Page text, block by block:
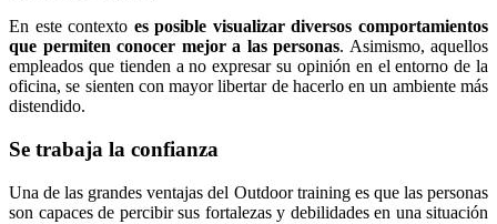
En este contexto es posible visualizar diversos comportamientos
que permiten conocer mejor a las personas. Asimismo, aquellos
empleados que tienden a no expresar su opinión en el entorno de la
oficina, se sienten con mayor libertar de hacerlo en un ambiente más
distendido.
Se trabaja la confianza
Una de las grandes ventajas del Outdoor training es que las personas
son capaces de percibir sus fortalezas y debilidades en una situación